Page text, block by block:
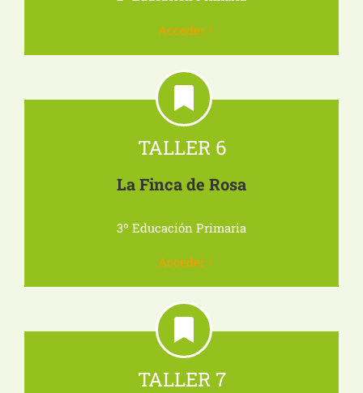
Acceder
TALLER 6
La Finca de Rosa
3º Educación Primaria
Acceder
TALLER 7